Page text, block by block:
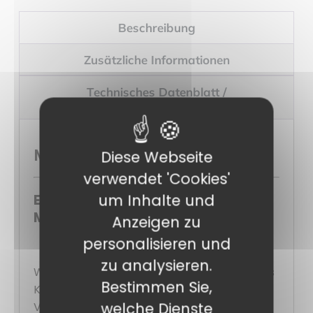
Beschreibung
Zusätzliche Informationen
Technisches Datenblatt /
Mignardise-Platte
Entdecken Sie unsere Kristall-
Mignardise-Platte im 2er-Pack
Wiederverwendbare Kristallglasschalen aus
Kunststoff, die hauptsächlich von Caterern,
Veranstaltungsorganisatoren, Restaurants
Diese Webseite
verwendet 'Cookies'
um Inhalte und
Anzeigen zu
personalisieren und
zu analysieren.
Bestimmen Sie,
welche Dienste